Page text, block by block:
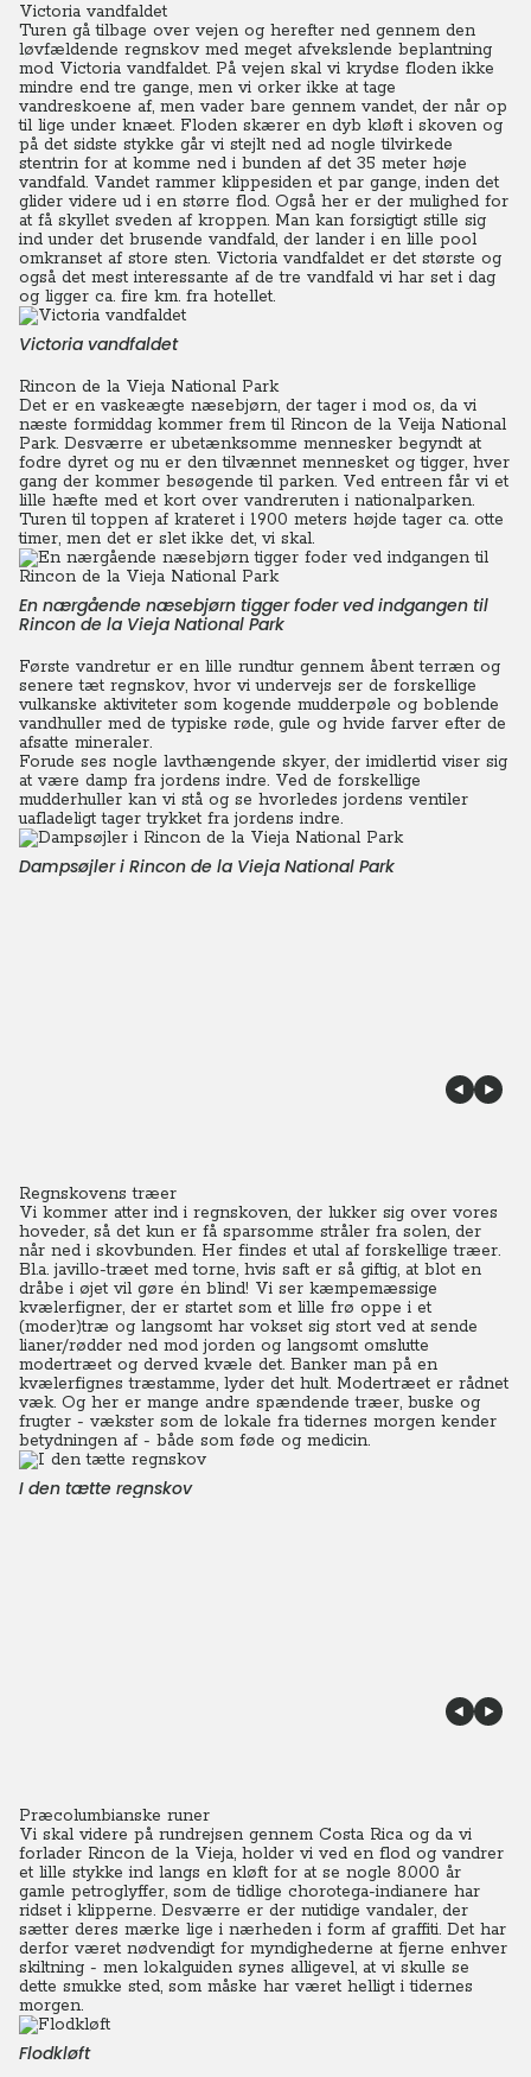
Victoria vandfaldet
Turen gå tilbage over vejen og herefter ned gennem den
løvfældende regnskov med meget afvekslende beplantning
mod Victoria vandfaldet. På vejen skal vi krydse floden ikke
mindre end tre gange, men vi orker ikke at tage
vandreskoene af, men vader bare gennem vandet, der når op
til lige under knæet. Floden skærer en dyb kløft i skoven og
på det sidste stykke går vi stejlt ned ad nogle tilvirkede
stentrin for at komme ned i bunden af det 35 meter høje
vandfald. Vandet rammer klippesiden et par gange, inden det
glider videre ud i en større flod. Også her er der mulighed for
at få skyllet sveden af kroppen. Man kan forsigtigt stille sig
ind under det brusende vandfald, der lander i en lille pool
omkranset af store sten. Victoria vandfaldet er det største og
også det mest interessante af de tre vandfald vi har set i dag
og ligger ca. fire km. fra hotellet.
Victoria vandfaldet
Rincon de la Vieja National Park
Det er en vaskeægte næsebjørn, der tager i mod os, da vi
næste formiddag kommer frem til Rincon de la Veija National
Park. Desværre er ubetænksomme mennesker begyndt at
fodre dyret og nu er den tilvænnet mennesket og tigger, hver
gang der kommer besøgende til parken. Ved entreen får vi et
lille hæfte med et kort over vandreruten i nationalparken.
Turen til toppen af krateret i 1900 meters højde tager ca. otte
timer, men det er slet ikke det, vi skal.
En nærgående næsebjørn tigger foder ved indgangen til
Rincon de la Vieja National Park
Første vandretur er en lille rundtur gennem åbent terræn og
senere tæt regnskov, hvor vi undervejs ser de forskellige
vulkanske aktiviteter som kogende mudderpøle og boblende
vandhuller med de typiske røde, gule og hvide farver efter de
afsatte mineraler.
Forude ses nogle lavthængende skyer, der imidlertid viser sig
at være damp fra jordens indre. Ved de forskellige
mudderhuller kan vi stå og se hvorledes jordens ventiler
uafladeligt tager trykket fra jordens indre.
Dampsøjler i Rincon de la Vieja National Park
Regnskovens træer
Vi kommer atter ind i regnskoven, der lukker sig over vores
hoveder, så det kun er få sparsomme stråler fra solen, der
når ned i skovbunden. Her findes et utal af forskellige træer.
Bl.a. javillo-træet med torne, hvis saft er så giftig, at blot en
dråbe i øjet vil gøre én blind! Vi ser kæmpemæssige
kvælerfigner, der er startet som et lille frø oppe i et
(moder)træ og langsomt har vokset sig stort ved at sende
lianer/rødder ned mod jorden og langsomt omslutte
modertræet og derved kvæle det. Banker man på en
kvælerfignes træstamme, lyder det hult. Modertræet er rådnet
væk. Og her er mange andre spændende træer, buske og
frugter - vækster som de lokale fra tidernes morgen kender
betydningen af - både som føde og medicin.
I den tætte regnskov
Præcolumbianske runer
Vi skal videre på rundrejsen gennem Costa Rica og da vi
forlader Rincon de la Vieja, holder vi ved en flod og vandrer
et lille stykke ind langs en kløft for at se nogle 8.000 år
gamle petroglyffer, som de tidlige chorotega-indianere har
ridset i klipperne. Desværre er der nutidige vandaler, der
sætter deres mærke lige i nærheden i form af graffiti. Det har
derfor været nødvendigt for myndighederne at fjerne enhver
skiltning - men lokalguiden synes alligevel, at vi skulle se
dette smukke sted, som måske har været helligt i tidernes
morgen.
Flodkløft